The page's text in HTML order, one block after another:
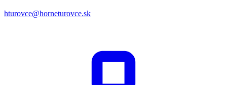
hturovce@horneturovce.sk